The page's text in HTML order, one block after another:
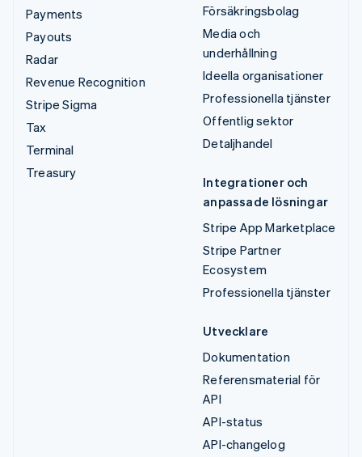
Payments
Payouts
Radar
Revenue Recognition
Stripe Sigma
Tax
Terminal
Treasury
Försäkringsbolag
Media och
underhållning
Ideella organisationer
Professionella tjänster
Offentlig sektor
Detaljhandel
Integrationer och
anpassade lösningar
Stripe App Marketplace
Stripe Partner
Ecosystem
Professionella tjänster
Utvecklare
Dokumentation
Referensmaterial för
API
API-status
API-changelog